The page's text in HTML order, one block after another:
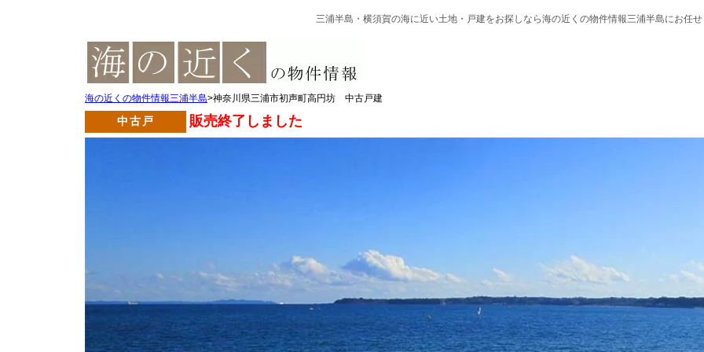
三浦半島・横須賀の海に近い土地・戸建をお探しなら海の近くの物件情報三浦半島にお任
海の近くの物件情報三浦半島>神奈川県三浦市初声町高円坊 中古戸建
中古戸 販売終了しました